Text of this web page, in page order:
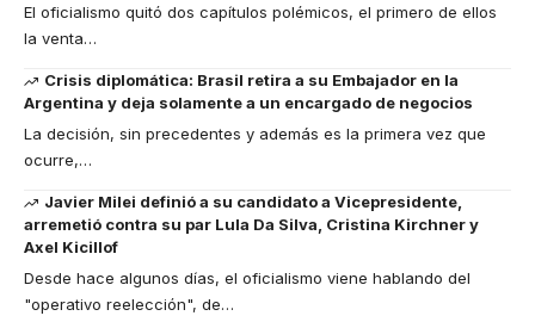
El oficialismo quitó dos capítulos polémicos, el primero de ellos
la venta…
Crisis diplomática: Brasil retira a su Embajador en la
Argentina y deja solamente a un encargado de negocios
La decisión, sin precedentes y además es la primera vez que
ocurre,…
Javier Milei definió a su candidato a Vicepresidente,
arremetió contra su par Lula Da Silva, Cristina Kirchner y
Axel Kicillof
Desde hace algunos días, el oficialismo viene hablando del
"operativo reelección", de…